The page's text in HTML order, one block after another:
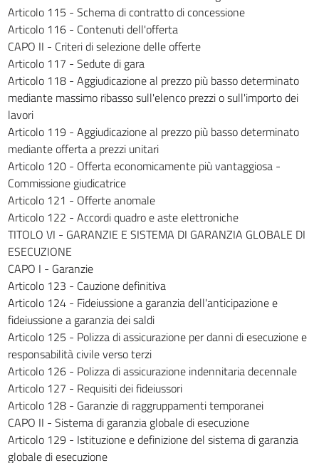
281
282
283
284
286
287
288
289
290
291
292
293
294
295
296
297
298
299
300
Articolo 115 - Schema di contratto di concessione
Articolo 116 - Contenuti dell'offerta
CAPO II - Criteri di selezione delle offerte
Articolo 117 - Sedute di gara
Articolo 118 - Aggiudicazione al prezzo più basso determinato
mediante massimo ribasso sull'elenco prezzi o sull'importo dei
lavori
Articolo 119 - Aggiudicazione al prezzo più basso determinato
mediante offerta a prezzi unitari
Articolo 120 - Offerta economicamente più vantaggiosa -
Commissione giudicatrice
Articolo 121 - Offerte anomale
Articolo 122 - Accordi quadro e aste elettroniche
TITOLO VI - GARANZIE E SISTEMA DI GARANZIA GLOBALE DI
ESECUZIONE
CAPO I - Garanzie
Articolo 123 - Cauzione definitiva
Articolo 124 - Fideiussione a garanzia dell'anticipazione e
fideiussione a garanzia dei saldi
Articolo 125 - Polizza di assicurazione per danni di esecuzione e
responsabilità civile verso terzi
Articolo 126 - Polizza di assicurazione indennitaria decennale
Articolo 127 - Requisiti dei fideiussori
Articolo 128 - Garanzie di raggruppamenti temporanei
CAPO II - Sistema di garanzia globale di esecuzione
Articolo 129 - Istituzione e definizione del sistema di garanzia
globale di esecuzione